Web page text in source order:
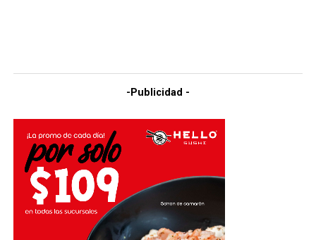
-Publicidad -